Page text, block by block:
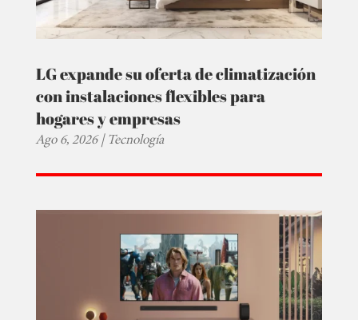
LG expande su oferta de climatización
con instalaciones flexibles para
hogares y empresas
Ago 6, 2026|Tecnología